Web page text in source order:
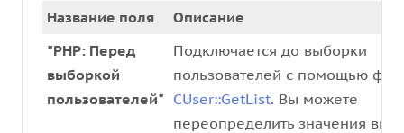
Название поля
Описание
"PHP: Перед
выборкой
пользователей"
Подключается до выборки
пользователей с помощью
CUser::GetList. Вы можете
переопределить значения